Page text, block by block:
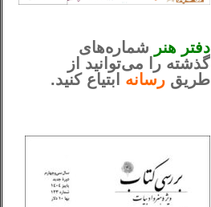
دفتر هنر شماره‌های
گذشته را می‌توانید از
طریق رسانه ابتیاع کنید.